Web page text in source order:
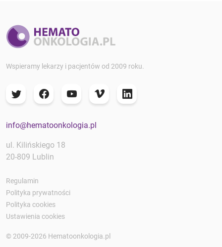
Wspieramy lekarzy i pacjentów od 2009 roku.
info@hematoonkologia.pl
ul. Kilińskiego 18
20-809 Lublin
Regulamin
Polityka prywatności
Polityka cookies
Ustawienia cookies
© 2009-2026 Hematoonkologia.pl